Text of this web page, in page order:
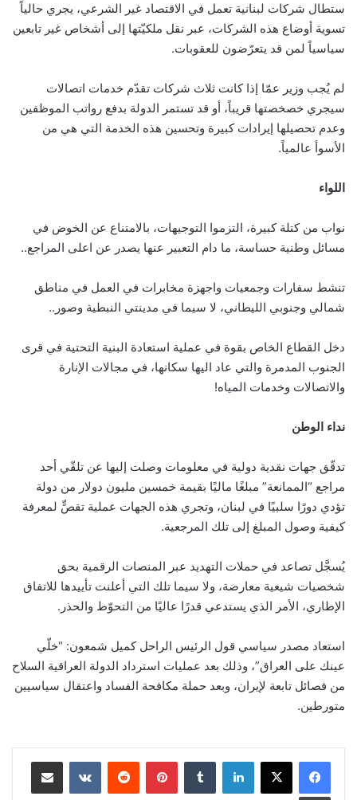
ستطال شركات لبنانية تعمل في الاقتصاد غير الشرعي، يجري حالياً
تسوية أوضاع هذه الشركات، عبر نقل ملكيّتها إلى أشخاص غير تابعين
سياسياً لمن قد يتعرّضون للعقوبات.
لم يُجب وزير عمّا إذا كانت ثلاث شركات تقدّم خدمات اتصالات
سيجري خصخصتها قريباً، أو قد تستمر الدولة بدفع رواتب الموظفين
وعدم تحصيلها إيرادات كبيرة وتحسين هذه الخدمة التي هي من
الأسوأ عالمياً.
اللواء
نواب من كتلة كبيرة، التزموا التوجيهات، بالامتناع عن الخوض في
مسائل وطنية حساسة، ما دام التعبير عنها يصدر عن اعلى المراجع..
تنشط سفارات وجمعيات واجهزة مخابرات في العمل في مناطق
شمالي وجنوبي الليطاني، لا سيما في مدينتي النبطية وصور..
دخل القطاع الخاص بقوة في عملية استعادة البنية التحتية في قرى
الجنوب المدمرة والتي عاد اليها سكانها، في مجالات الإنارة
والاتصالات وخدمات المياه!
نداء الوطن
تدقّق جهات نقدية دولية في معلومات وصلت إليها عن تلقّي أحد
مراجع “الممانعة” مبلغًا ماليًا بقيمة خمسين مليون دولار من دولة
تؤدي دورًا سلبيًا في لبنان، وتجري هذه الجهات عملية تقصٍّ لمعرفة
كيفية وصول المبلغ إلى تلك المرجعية.
يُسجَّل تصاعد في حملات التهديد عبر المنصات الرقمية بحق
شخصيات شيعية معارضة، ولا سيما تلك التي أعلنت تأييدها للاتفاق
الإطاري، الأمر الذي يستدعي قدرًا عاليًا من التحوّط والحذر.
استعاد مصدر سياسي قول الرئيس الراحل كميل شمعون: “خلّي
عينك على العراق”، وذلك بعد عمليات استرداد الدولة العراقية السلاح
من فصائل تابعة لإيران، وبعد حملة مكافحة الفساد واعتقال سياسيين
متورطين.
لينكدإن بينتيريست